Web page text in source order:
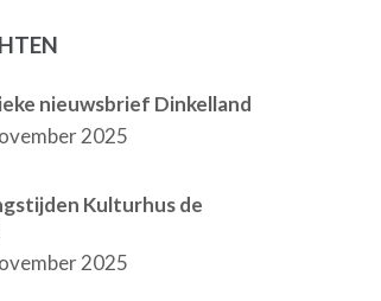
nieuwsbrief Dinkelland
2025
Kulturhus de
2025